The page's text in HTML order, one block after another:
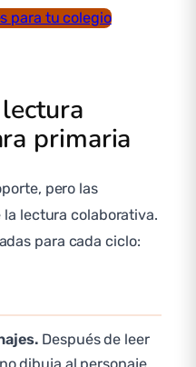
para tu colegio
primaria
pero las
lectura colaborativa.
para cada ciclo:
Después de leer
dibuja al personaje